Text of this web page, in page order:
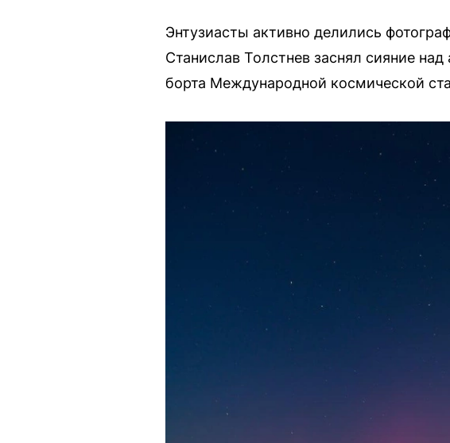
Энтузиасты активно делились
Станислав Толстнев заснял сияние
борта Международной космической